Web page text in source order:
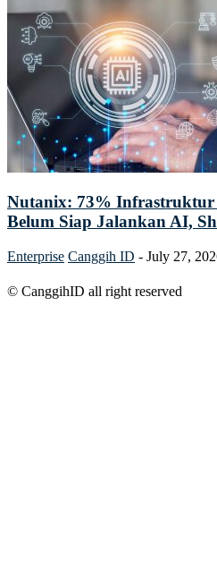
Nutanix: 73%
Belum Siap Jalankan AI,
Enterprise Canggih ID - July 27,
© CanggihID all right reserved